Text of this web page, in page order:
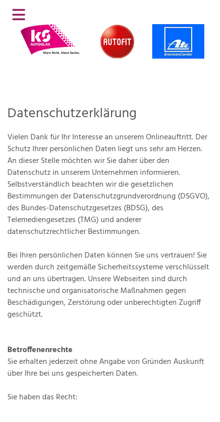
Datenschutzerklärung
Vielen Dank für Ihr Interesse an unserem Onlineauftritt. Der
Schutz Ihrer persönlichen Daten liegt uns sehr am Herzen.
An dieser Stelle möchten wir Sie daher über den
Datenschutz in unserem Unternehmen informieren.
Selbstverständlich beachten wir die gesetzlichen
Bestimmungen der Datenschutzgrundverordnung (DSGVO),
des Bundes-Datenschutzgesetzes (BDSG), des
Telemediengesetzes (TMG) und anderer
datenschutzrechtlicher Bestimmungen.
Bei Ihren persönlichen Daten können Sie uns vertrauen! Sie
werden durch zeitgemäße Sicherheitssysteme verschlüsselt
und an uns übertragen. Unsere Webseiten sind durch
technische und organisatorische Maßnahmen gegen
Beschädigungen, Zerstörung oder unberechtigten Zugriff
geschützt.
Betroffenenrechte
Sie erhalten jederzeit ohne Angabe von Gründen Auskunft
über Ihre bei uns gespeicherten Daten.
Sie haben das Recht: